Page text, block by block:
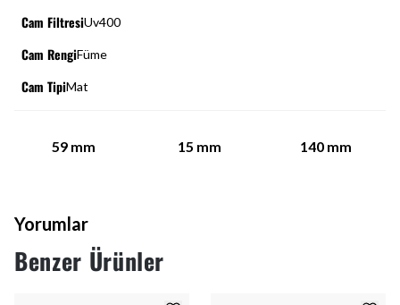
Cam FiltresiUv400
Cam RengiFüme
Cam TipiMat
59 mm 15 mm 140 mm
Yorumlar
Benzer Ürünler